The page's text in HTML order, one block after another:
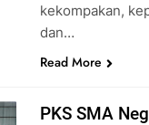
kekompakan,
dan…
Read More
PKS SMA